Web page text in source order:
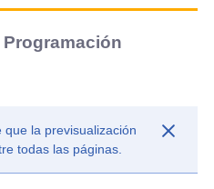
que la previsualización
todas las páginas.